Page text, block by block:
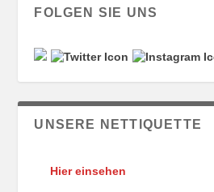
FOLGEN SIE UNS
UNSERE NETTIQUETTE
Hier einsehen